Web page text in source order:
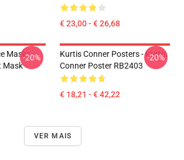
€ 23,00 - € 26,68
Masks -
Mask
-20%
Kurtis Conner Posters - Kurtis
Conner Poster RB2403
€ 18,21 - € 42,22
-20%
VER MAIS